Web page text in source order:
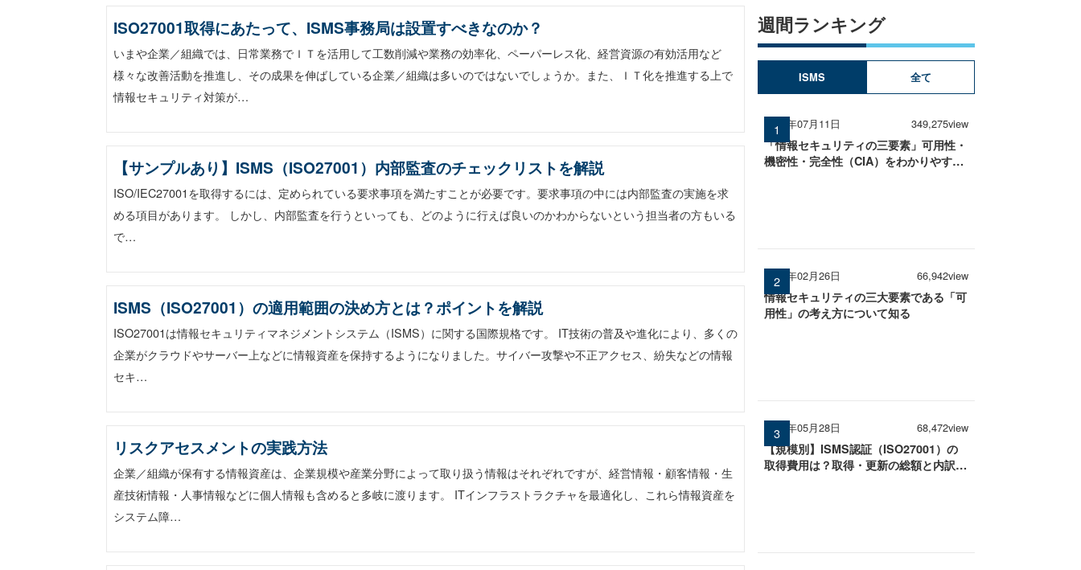
ISO27001取得にあたって、ISMS事務局は設置すべきなのか？
いまや企業／組織では、日常業務でＩＴを活用して工数削減や業務の効率化、ペーパーレス化、経営資源の有効活用など
様々な改善活動を推進し、その成果を伸ばしている企業／組織は多いのではないでしょうか。また、ＩＴ化を推進する上で
情報セキュリティ対策が…
【サンプルあり】ISMS（ISO27001）内部監査のチェックリストを解説
ISO/IEC27001を取得するには、定められている要求事項を満たすことが必要です。要求事項の中には内部監査の実施を求
める項目があります。 しかし、内部監査を行うといっても、どのように行えば良いのかわからないという担当者の方もいる
で…
ISMS（ISO27001）の適用範囲の決め方とは？ポイントを解説
ISO27001は情報セキュリティマネジメントシステム（ISMS）に関する国際規格です。 IT技術の普及や進化により、多くの
企業がクラウドやサーバー上などに情報資産を保持するようになりました。サイバー攻撃や不正アクセス、紛失などの情報
セキ…
リスクアセスメントの実践方法
企業／組織が保有する情報資産は、企業規模や産業分野によって取り扱う情報はそれぞれですが、経営情報・顧客情報・生
産技術情報・人事情報などに個人情報も含めると多岐に渡ります。 ITインフラストラクチャを最適化し、これら情報資産を
システム障…
週間ランキング
ISMS 全て
2025年07月11日 349,275view
「情報セキュリティの三要素」可用性・
機密性・完全性（CIA）をわかりやすく
2026年02月26日 66,942view
情報セキュリティの三大要素である「可
用性」の考え方について知る
2026年05月28日 68,472view
【規模別】ISMS認証（ISO27001）の
取得費用は？取得・更新の総額と内訳を